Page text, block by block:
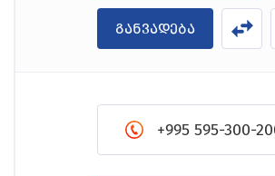
განვადება
+995 595-300-